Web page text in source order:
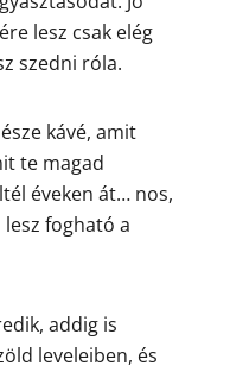
lesz csak elég
szedni róla.
kávé, amit
te magad
éveken át… nos,
fogható a
addig is
leveleiben, és